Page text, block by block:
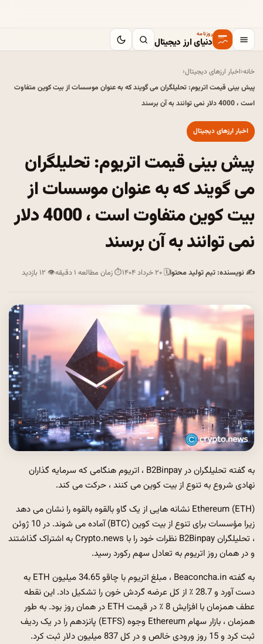
روزنامه
دنیای ارز دیجیتال
خانه‹اخبار ارزهای دیجیتال‹
پیش بینی قیمت اتریوم: تحلیلگران می گویند که به عنوان موسسات از بیت کوین متفاوت
است ، 4000 دلار نمی توانند به آن برسند
اخبار ارزهای دیجیتال
پیش بینی قیمت اتریوم: تحلیلگران
می گویند که به عنوان موسسات از
بیت کوین متفاوت است ، 4000 دلار
نمی توانند به آن برسند
✍ نویسنده: تیم تولید محتوا🗓 ۲۰ خرداد ۱۴۰۴ ⏱ زمان مطالعه ۱ دقیقه 👁 ۱۲ بازدید
به گفته تحلیلگران در B2Binpay ، اتریوم هنگامی که سرمایه گذاران
نهادی شروع به تنوع از بیت کوین می کنند ، حرکت می کند.
Ethereum (ETH) نشانه هایی از یک گاو بالقوه بالقوه را نشان می دهد
زیرا مؤسسات برای تنوع از بیت کوین (BTC) آماده می شوند. در 10 ژوئن
، تحلیلگران B2Binpay نظرات خود را با Crypto.news به اشتراک گذاشتند
و در همان روز اتریوم به تعادل سهم رکورد رسید.
به گفته Beaconcha.in ، مبلغ اتریوم با چاقو 34.65 میلیون ETH به
دست آورد و 28.7 ٪ از کل عرضه گردش خون را تشکیل داد. این نقطه
عطف همزمان با افزایش 8 ٪ در قیمت ETH در همان روز بود. به طور
همزمان ، بازار سهام Ethereum وجوه (ETFS) پانزدهم را در یک ردیف
ثبت کرد و 15 روز ورودی خالص و در کل 837 میلیون دلار ثبت کرد.